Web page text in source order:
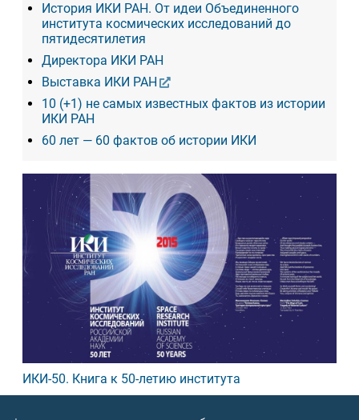
История ИКИ РАН. От идеи Объединенного
института космических исследований до
пятидесятилетия
Директора ИКИ РАН
Выставка ИКИ РАН
10 (+1) не самых известных фактов из истории
ИКИ РАН
60 лет — 60 фактов об истории ИКИ
ИКИ-50. Книга к 50-летию института